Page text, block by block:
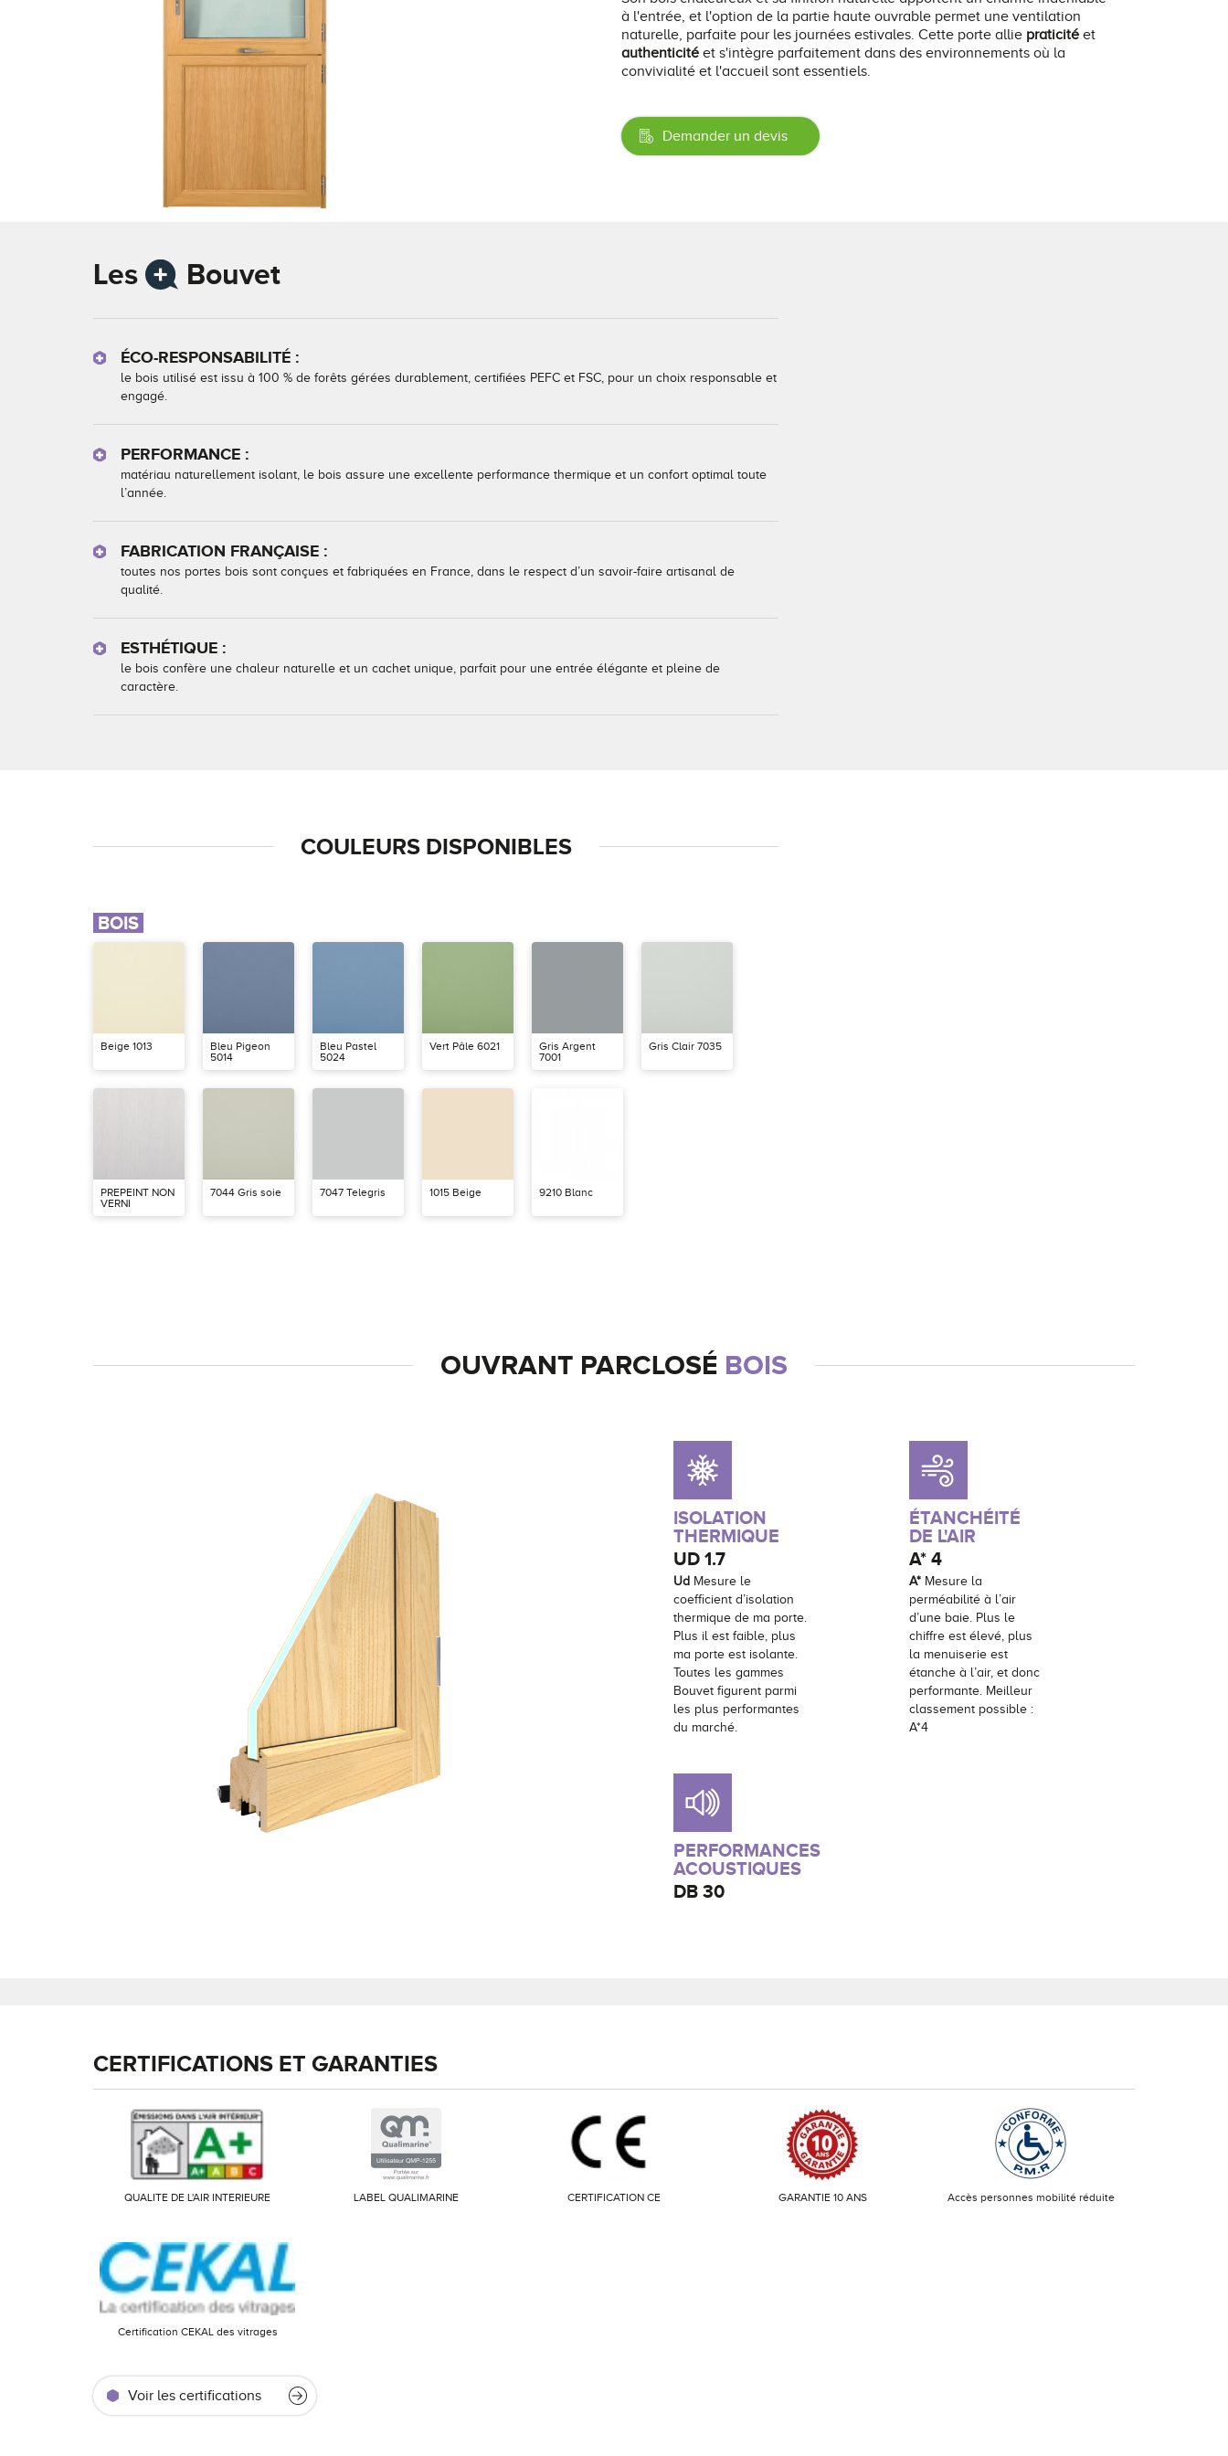
à l'entrée, et l'option de la partie haute ouvrable permet une ventilation
naturelle, parfaite pour les journées estivales. Cette porte allie praticité et
authenticité et s'intègre parfaitement dans des environnements où la
convivialité et l'accueil sont essentiels.
Demander un devis
Les Bouvet
ÉCO-RESPONSABILITÉ :
le bois utilisé est issu à 100 % de forêts gérées durablement, certifiées PEFC et FSC, pour un choix responsable et
engagé.
PERFORMANCE :
matériau naturellement isolant, le bois assure une excellente performance thermique et un confort optimal toute
l’année.
FABRICATION FRANÇAISE :
toutes nos portes bois sont conçues et fabriquées en France, dans le respect d’un savoir-faire artisanal de
qualité.
ESTHÉTIQUE :
le bois confère une chaleur naturelle et un cachet unique, parfait pour une entrée élégante et pleine de
caractère.
COULEURS DISPONIBLES
BOIS
Beige 1013
Bleu Pigeon
5014
Bleu Pastel
5024
Vert Pâle 6021
Gris Argent
7001
Gris Clair 7035
PREPEINT NON
VERNI
7044 Gris soie 7047 Telegris 1015 Beige 9210 Blanc
OUVRANT PARCLOSÉ BOIS
ISOLATION
THERMIQUE
UD1.7
Ud Mesure le
coefficient d’isolation
thermique de ma porte.
Plus il est faible, plus
ma porte est isolante.
Toutes les gammes
Bouvet figurent parmi
les plus performantes
du marché.
ÉTANCHÉITÉ
DE L'AIR
A* 4
A*Mesure la
perméabilité à l’air
d’une baie. Plus le
chiffre est élevé, plus
la menuiserie est
étanche à l’air, et donc
performante. Meilleur
classement possible :
A*4
PERFORMANCES
ACOUSTIQUES
DB30
CERTIFICATIONS ET GARANTIES
QUALITE DE L'AIR INTERIEURE LABEL QUALIMARINE CERTIFICATION CE GARANTIE 10 ANS Accès personnes mobilité réduite
Certification CEKAL des vitrages
Voir les certifications